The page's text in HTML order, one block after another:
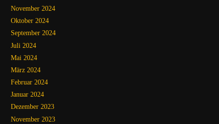
November 2024
Oktober 2024
September 2024
Juli 2024
Mai 2024
März 2024
Februar 2024
Januar 2024
Dezember 2023
November 2023